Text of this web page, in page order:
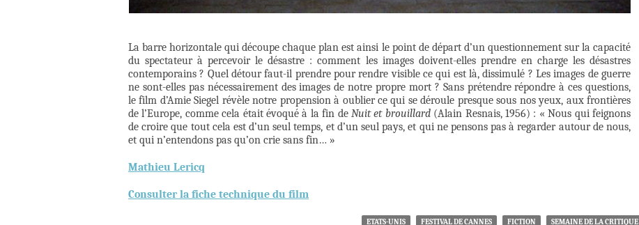
La barre horizontale qui découpe chaque plan est ainsi le point de départ d’un questionnement sur la capacité
du spectateur à percevoir le désastre : comment les images doivent-elles prendre en charge les désastres
contemporains ? Quel détour faut-il prendre pour rendre visible ce qui est là, dissimulé ? Les images de guerre
ne sont-elles pas nécessairement des images de notre propre mort ? Sans prétendre répondre à ces questions,
le film d’Amie Siegel révèle notre propension à oublier ce qui se déroule presque sous nos yeux, aux frontières
de l’Europe, comme cela était évoqué à la fin de Nuit et brouillard(Alain Resnais, 1956) : « Nous qui feignons
de croire que tout cela est d’un seul temps, et d’un seul pays, et qui ne pensons pas à regarder autour de nous,
et qui n’entendons pas qu’on crie sans fin… »
Mathieu Lericq
Consulter la fiche technique du film
ETATS-UNIS FESTIVAL DE CANNES FICTION SEMAINE DE LA CRITIQUE